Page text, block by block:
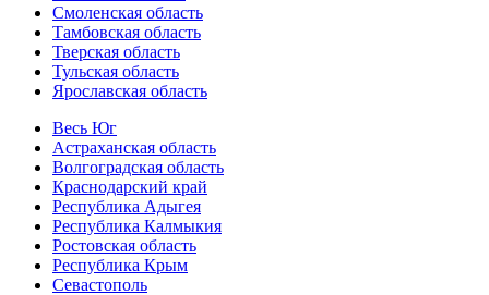
Смоленская область
Тамбовская область
Тверская область
Тульская область
Ярославская область
Весь Юг
Астраханская область
Волгоградская область
Краснодарский край
Республика Адыгея
Республика Калмыкия
Ростовская область
Республика Крым
Севастополь